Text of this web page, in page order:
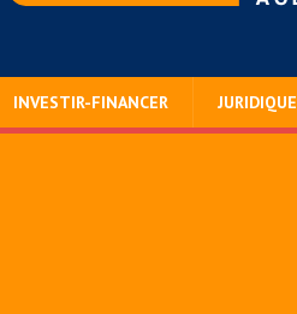
INVESTIR-FINANCER JURIDIQUE